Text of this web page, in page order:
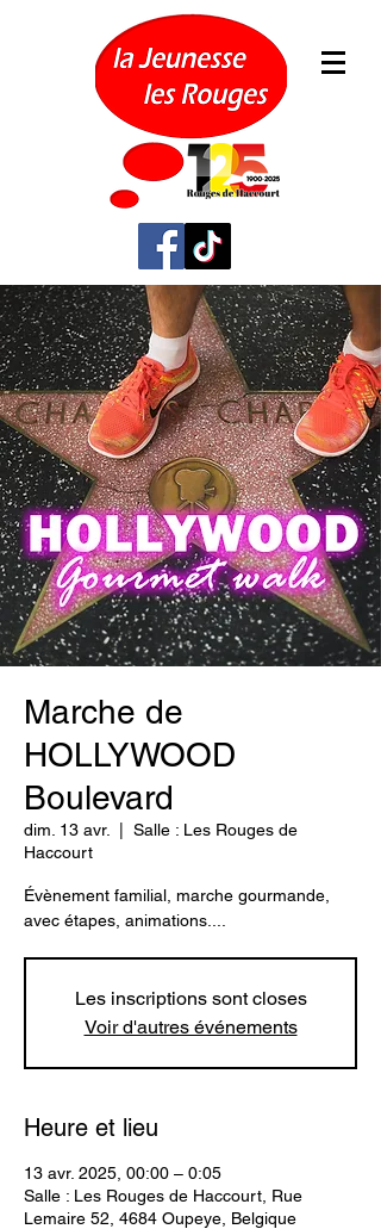
Marche de
HOLLYWOOD
Boulevard
dim. 13 avr.
Salle : Les Rouges de
Haccourt
Évènement familial, marche gourmande,
avec étapes, animations....
Les inscriptions sont closes
Voir d'autres événements
Heure et lieu
13 avr. 2025, 00:00 – 0:05
Salle : Les Rouges de Haccourt, Rue
Lemaire 52, 4684 Oupeye, Belgique